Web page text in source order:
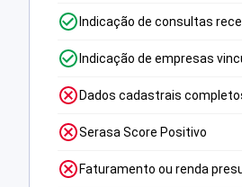
Indicação de consultas
Indicação de empresas
Dados cadastrais
Serasa Score Positivo
Faturamento ou renda